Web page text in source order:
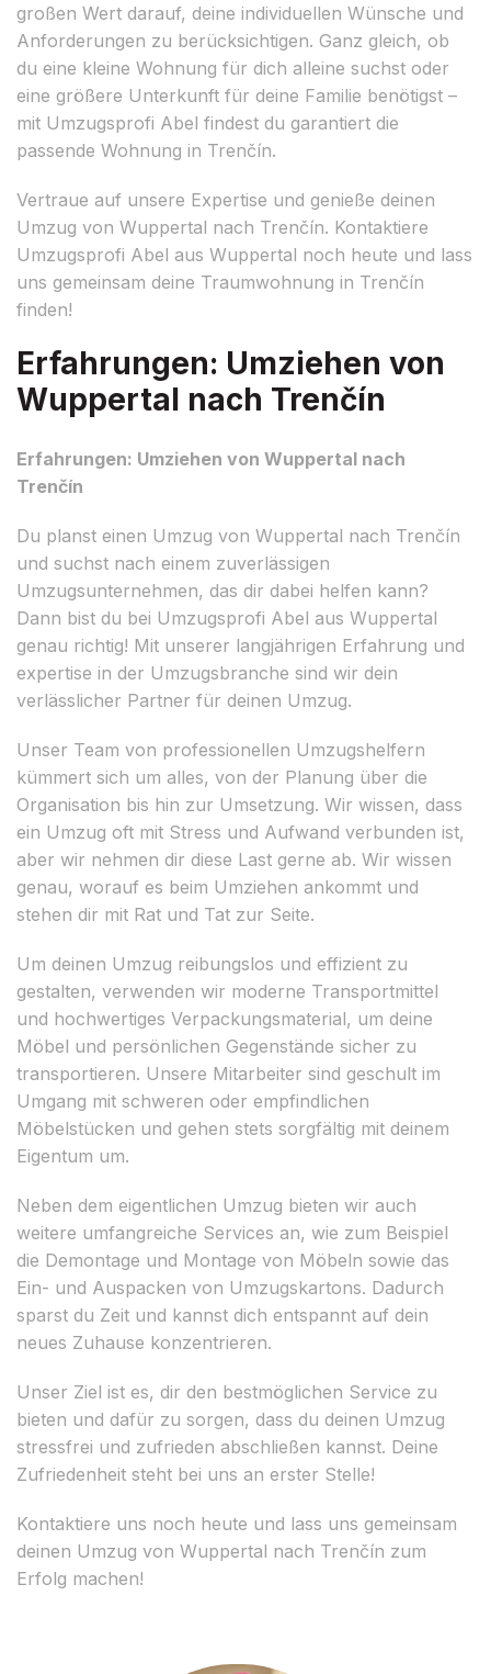
großen Wert darauf, deine individuellen Wünsche und
Anforderungen zu berücksichtigen. Ganz gleich, ob
du eine kleine Wohnung für dich alleine suchst oder
eine größere Unterkunft für deine Familie benötigst –
mit Umzugsprofi Abel findest du garantiert die
passende Wohnung in Trenčín.
Vertraue auf unsere Expertise und genieße deinen
Umzug von Wuppertal nach Trenčín. Kontaktiere
Umzugsprofi Abel aus Wuppertal noch heute und lass
uns gemeinsam deine Traumwohnung in Trenčín
finden!
Erfahrungen: Umziehen von
Wuppertal nach Trenčín
Erfahrungen: Umziehen von Wuppertal nach
Trenčín
Du planst einen Umzug von Wuppertal nach Trenčín
und suchst nach einem zuverlässigen
Umzugsunternehmen, das dir dabei helfen kann?
Dann bist du bei Umzugsprofi Abel aus Wuppertal
genau richtig! Mit unserer langjährigen Erfahrung und
expertise in der Umzugsbranche sind wir dein
verlässlicher Partner für deinen Umzug.
Unser Team von professionellen Umzugshelfern
kümmert sich um alles, von der Planung über die
Organisation bis hin zur Umsetzung. Wir wissen, dass
ein Umzug oft mit Stress und Aufwand verbunden ist,
aber wir nehmen dir diese Last gerne ab. Wir wissen
genau, worauf es beim Umziehen ankommt und
stehen dir mit Rat und Tat zur Seite.
Um deinen Umzug reibungslos und effizient zu
gestalten, verwenden wir moderne Transportmittel
und hochwertiges Verpackungsmaterial, um deine
Möbel und persönlichen Gegenstände sicher zu
transportieren. Unsere Mitarbeiter sind geschult im
Umgang mit schweren oder empfindlichen
Möbelstücken und gehen stets sorgfältig mit deinem
Eigentum um.
Neben dem eigentlichen Umzug bieten wir auch
weitere umfangreiche Services an, wie zum Beispiel
die Demontage und Montage von Möbeln sowie das
Ein- und Auspacken von Umzugskartons. Dadurch
sparst du Zeit und kannst dich entspannt auf dein
neues Zuhause konzentrieren.
Unser Ziel ist es, dir den bestmöglichen Service zu
bieten und dafür zu sorgen, dass du deinen Umzug
stressfrei und zufrieden abschließen kannst. Deine
Zufriedenheit steht bei uns an erster Stelle!
Kontaktiere uns noch heute und lass uns gemeinsam
deinen Umzug von Wuppertal nach Trenčín zum
Erfolg machen!